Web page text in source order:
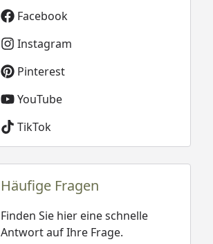
Facebook
Instagram
Pinterest
YouTube
TikTok
Häufige Fragen
Finden Sie hier eine schnelle
Antwort auf Ihre Frage.